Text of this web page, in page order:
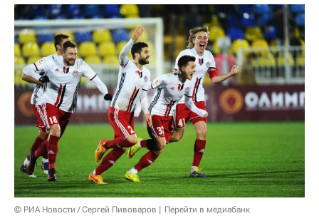
© РИА Новости / Сергей Пивоваров Перейти в медиабанк